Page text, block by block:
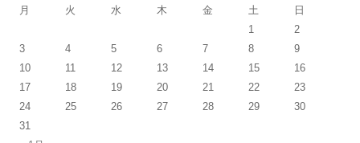
月
火 水 木 金 土 日
1
2
3
4 5 6 7 8
9
10
11 12 13 14 15
16
17
18 19 20 21 22
23
24
25 26 27 28 29
30
31